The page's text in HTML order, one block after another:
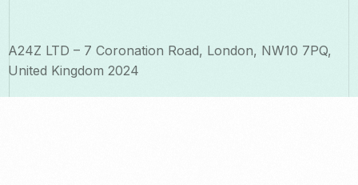
A24Z LTD – 7 Coronation Road, London, NW10 7PQ,
United Kingdom 2024